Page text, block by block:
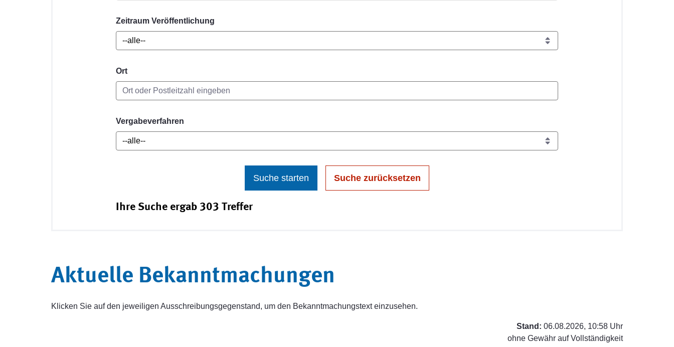
Zeitraum Veröffentlichung
Ort
Vergabeverfahren
Suche starten Suche zurücksetzen
Ihre Suche ergab 303 Treffer
Aktuelle Bekanntmachungen
Klicken Sie auf den jeweiligen Ausschreibungsgegenstand, um den Bekanntmachungstext einzusehen.
Stand: 06.08.2026, 10:58 Uhr
ohne Gewähr auf Vollständigkeit